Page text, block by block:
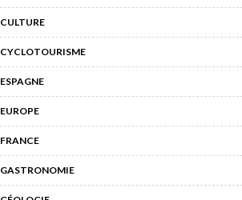
CULTURE
CYCLOTOURISME
ESPAGNE
EUROPE
FRANCE
GASTRONOMIE